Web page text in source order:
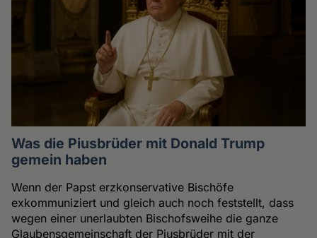
Was die Piusbrüder mit Donald Trump
gemein haben
Wenn der Papst erzkonservative Bischöfe
exkommuniziert und gleich auch noch feststellt, dass
wegen einer unerlaubten Bischofsweihe die ganze
Glaubensgemeinschaft der Piusbrüder mit der